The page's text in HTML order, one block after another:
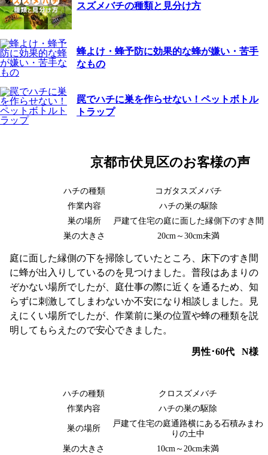
スズメバチの種類と見分け方
蜂よけ・蜂予防に効果的な蜂が嫌い・苦手
なもの
罠でハチに巣を作らせない！ペットボトル
トラップ
京都市伏見区のお客様の声
庭に面した縁側の下を掃除していたところ、床下のすき間
に蜂が出入りしているのを見つけました。普段はあまりの
ぞかない場所でしたが、庭仕事の際に近くを通るため、知
らずに刺激してしまわないか不安になり相談しました。見
えにくい場所でしたが、作業前に巣の位置や蜂の種類を説
明してもらえたので安心できました。
男性･60代 N様
ハチの種類
コガタスズメバチ
作業内容
ハチの巣の駆除
巣の場所
戸建て住宅の庭に面した縁側下のすき間
巣の大きさ
20cm～30cm未満
ハチの種類
クロスズメバチ
作業内容
ハチの巣の駆除
巣の場所
戸建て住宅の庭通路横にある石積みまわ
りの土中
巣の大きさ
10cm～20cm未満